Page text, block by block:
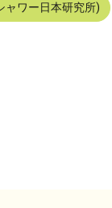
ャワー日本研究所)